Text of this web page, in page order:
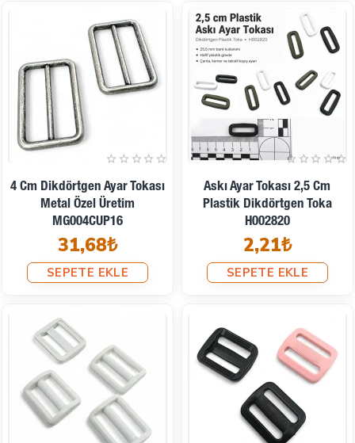
4 Cm Dikdörtgen Ayar Tokası
Metal Özel Üretim
MG004CUP16
31,68₺
SEPETE EKLE
Askı Ayar Tokası 2,5 Cm
Plastik Dikdörtgen Toka
H002820
2,21₺
SEPETE EKLE